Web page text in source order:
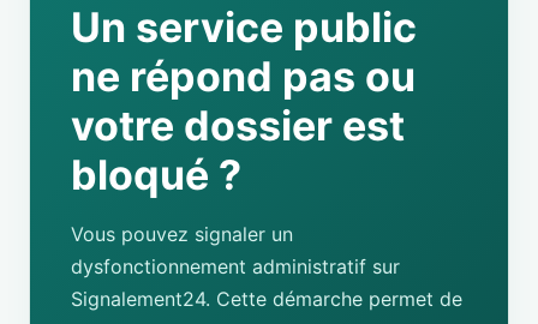
Un service public
ne répond pas ou
votre dossier est
bloqué ?
Vous pouvez signaler un
dysfonctionnement administratif sur
Signalement24. Cette démarche permet de